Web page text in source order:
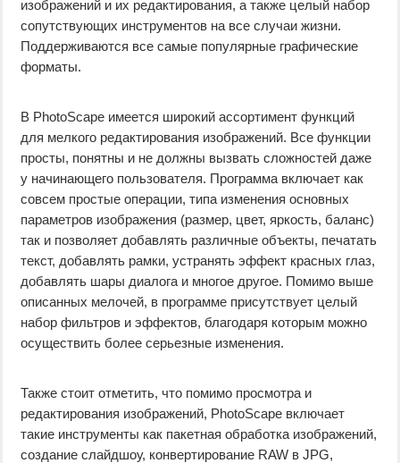
изображений и их редактирования, а также целый набор
сопутствующих инструментов на все случаи жизни.
Поддерживаются все самые популярные графические
форматы.
В PhotoScape имеется широкий ассортимент функций
для мелкого редактирования изображений. Все функции
просты, понятны и не должны вызвать сложностей даже
у начинающего пользователя. Программа включает как
совсем простые операции, типа изменения основных
параметров изображения (размер, цвет, яркость, баланс)
так и позволяет добавлять различные объекты, печатать
текст, добавлять рамки, устранять эффект красных глаз,
добавлять шары диалога и многое другое. Помимо выше
описанных мелочей, в программе присутствует целый
набор фильтров и эффектов, благодаря которым можно
осуществить более серьезные изменения.
Также стоит отметить, что помимо просмотра и
редактирования изображений, PhotoScape включает
такие инструменты как пакетная обработка изображений,
создание слайдшоу, конвертирование RAW в JPG,